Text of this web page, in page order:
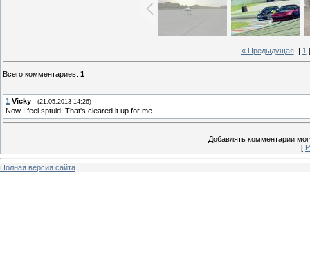
« Предыдущая| 1 [
Всего комментариев: 1
1 Vicky (21.05.2013 14:26)
Now I feel sptuid. That's cleared it up for me
Добавлять комментарии
[
Полная версия сайта